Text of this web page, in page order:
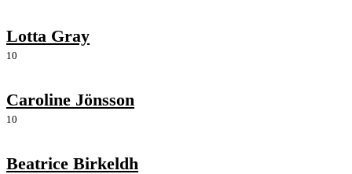
Lotta Gray
10
Caroline Jönsson
10
Beatrice Birkeldh